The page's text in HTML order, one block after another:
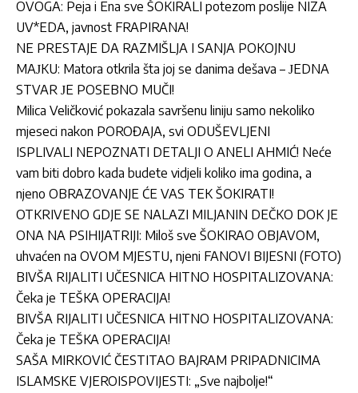
OVOGA: Peja i Ena sve ŠOKIRALI potezom poslije NIZA
UV*EDA, javnost FRAPIRANA!
NE PRESTAJE DA RAZMIŠLJA I SANJA POKOJNU
MAЈKU: Matora otkrila šta joj se danima dešava – ЈEDNA
STVAR ЈE POSEBNO MUČI!
Milica Veličković pokazala savršenu liniju samo nekoliko
mjeseci nakon POROĐAJA, svi ODUŠEVLJENI
ISPLIVALI NEPOZNATI DETALJI O ANELI AHMIĆ! Neće
vam biti dobro kada budete vidjeli koliko ima godina, a
njeno OBRAZOVANJE ĆE VAS TEK ŠOKIRATI!
OTKRIVENO GDJE SE NALAZI MILJANIN DEČKO DOK JE
ONA NA PSIHIJATRIJI: Miloš sve ŠOKIRAO OBJAVOM,
uhvaćen na OVOM MJESTU, njeni FANOVI BIJESNI (FOTO)
BIVŠA RIJALITI UČESNICA HITNO HOSPITALIZOVANA:
Čeka je TEŠKA OPERACIJA!
BIVŠA RIJALITI UČESNICA HITNO HOSPITALIZOVANA:
Čeka je TEŠKA OPERACIJA!
SAŠA MIRKOVIĆ ČESTITAO BAJRAM PRIPADNICIMA
ISLAMSKE VJEROISPOVIJESTI: „Sve najbolje!“